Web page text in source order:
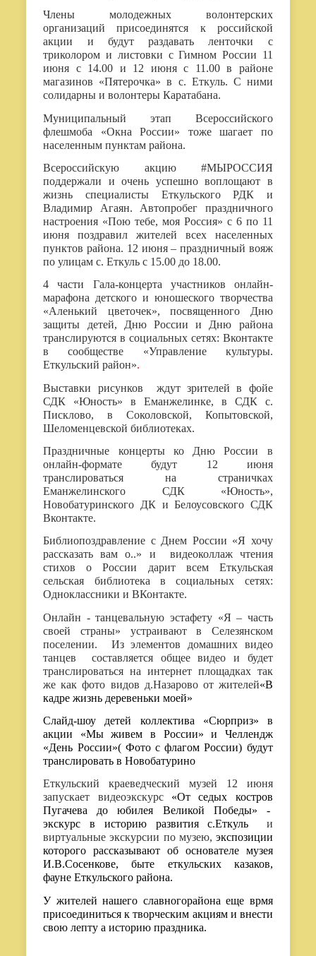
Члены молодежных волонтерских
организаций присоединятся к российской
акции и будут раздавать ленточки с
триколором и листовки с Гимном России 11
июня с 14.00 и 12 июня с 11.00 в районе
магазинов «Пятерочка» в с. Еткуль. С ними
солидарны и волонтеры Каратабана.
Муниципальный этап Всероссийского
флешмоба «Окна России» тоже шагает по
населенным пунктам района.
Всероссийскую акцию #МЫРОССИЯ
поддержали и очень успешно воплощают в
жизнь специалисты Еткульского РДК и
Владимир Агаян. Автопробег праздничного
настроения «Пою тебе, моя Россия» с 6 по 11
июня поздравил жителей всех населенных
пунктов района. 12 июня – праздничный вояж
по улицам с. Еткуль с 15.00 до 18.00.
4 части Гала-концерта участников онлайн-
марафона детского и юношеского творчества
«Аленький цветочек», посвященного Дню
защиты детей, Дню России и Дню района
транслируются в социальных сетях: Вконтакте
в сообществе «Управление культуры.
Еткульский район».
Выставки рисунков ждут зрителей в фойе
СДК «Юность» в Еманжелинке, в СДК с.
Писклово, в Соколовской, Копытовской,
Шеломенцевской библиотеках.
Праздничные концерты ко Дню России в
онлайн-формате будут 12 июня
транслироваться на страничках
Еманжелинского СДК «Юность»,
Новобатуринского ДК и Белоусовского СДК
Вконтакте.
Библиопоздравление с Днем России «Я хочу
рассказать вам о..» и видеоколлаж чтения
стихов о России дарит всем Еткульская
сельская библиотека в социальных сетях:
Одноклассники и ВКонтакте.
Онлайн - танцевальную эстафету «Я – часть
своей страны» устраивают в Селезянском
поселении. Из элементов домашних видео
танцев составляется общее видео и будет
транслироваться на интернет площадках так
же как фото видов д.Назарово от жителей«В
кадре жизнь деревеньки моей»
Слайд-шоу детей коллектива «Сюрприз» в
акции «Мы живем в России» и Челлендж
«День России»( Фото с флагом России) будут
транслировать в Новобатурино
Еткульский краеведческий музей 12 июня
запускает видеоэкскурс «От седых костров
Пугачева до юбилея Великой Победы» -
экскурс в историю развития с.Еткуль и
виртуальные экскурсии по музею, экспозиции
которого рассказывают об основателе музея
И.В.Сосенкове, быте еткульских казаков,
фауне Еткульского района.
У жителей нашего славногорайона еще врмя
присоединиться к творческим акциям и внести
свою лепту а историю праздника.